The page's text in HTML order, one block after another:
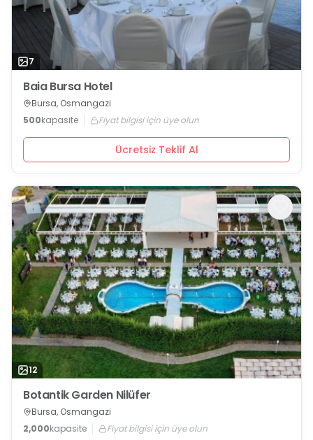
7
Baia Bursa Hotel
Bursa, Osmangazi
500kapasite Fiyat bilgisi için üye olun
Ücretsiz Teklif Al
12
Botantik Garden Nilüfer
Bursa, Osmangazi
2,000kapasite Fiyat bilgisi için üye olun